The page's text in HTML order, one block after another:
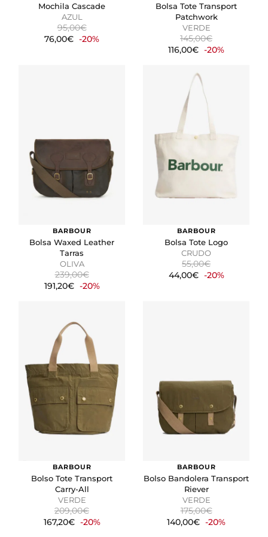
Mochila Cascade
AZUL
95,00€
76,00€ -20%
Bolsa Tote Transport
Patchwork
VERDE
145,00€
116,00€ -20%
BARBOUR
Bolsa Waxed Leather
Tarras
OLIVA
239,00€
191,20€ -20%
BARBOUR
Bolsa Tote Logo
CRUDO
55,00€
44,00€ -20%
BARBOUR
Bolso Tote Transport
Carry-All
VERDE
209,00€
167,20€ -20%
BARBOUR
Bolso Bandolera Transport
Riever
VERDE
175,00€
140,00€ -20%
GUARDAR CONFIGURACIÓN
Puedes volver a configurar tus cookies desde la sección
"Configuración de cookies" al pie de la página. También puedes